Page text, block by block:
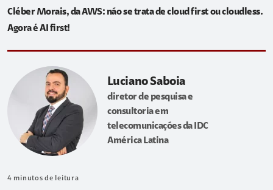
Cléber Morais, da AWS: não se trata de cloud first ou cloudless.
Agora é AI first!
Luciano Saboia
diretor de pesquisa e
consultoria em
telecomunicações da IDC
América Latina
4 minutos de leitura